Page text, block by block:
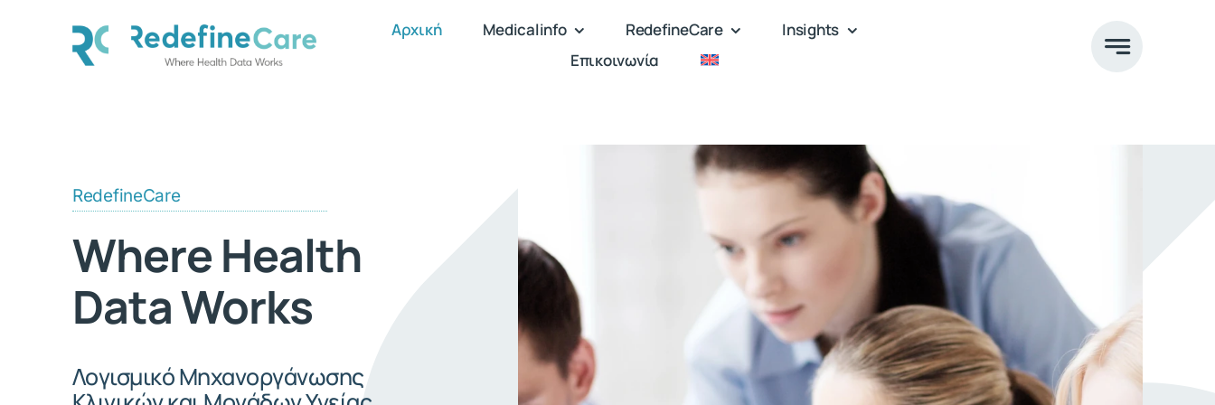
Αρχική Medicalinfo RedefineCare
Insights
Επικοινωνία
RedefineCare
Where Health
Data Works
Λογισμικό Μηχανοργάνωσης